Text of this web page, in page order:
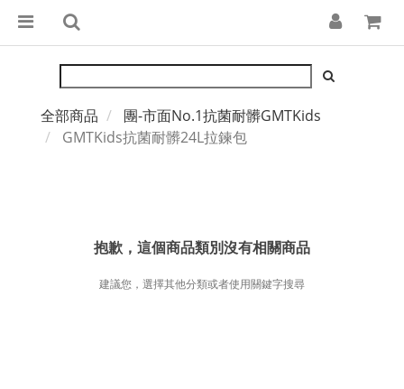
全部商品
團-市面No.1抗菌耐髒GMTKids
GMTKids抗菌耐髒24L拉鍊包
抱歉，這個商品類別沒有相關商品
建議您，選擇其他分類或者使用關鍵字搜尋